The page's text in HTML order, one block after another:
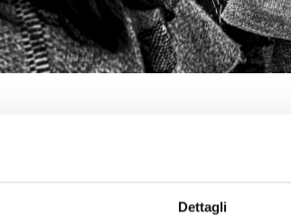
Dettagli
e videomaker, premiato a